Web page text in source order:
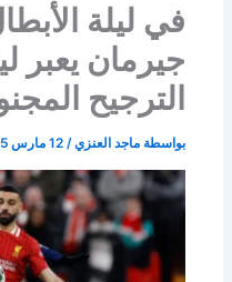
في ليلة
جيرمان يعبر
الترجيح
بواسطة ماجد العنزي/12 مارس 2025